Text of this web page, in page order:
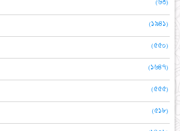
(১৯৪১)
(৫৫০)
(১৬৪৭)
(৫৫৫)
(৫১৮)